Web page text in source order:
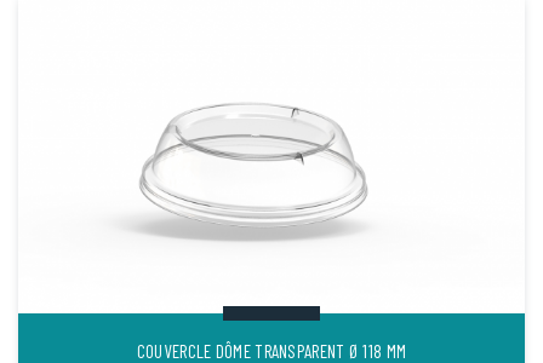
COUVERCLE DÔME TRANSPARENT Ø 118 MM